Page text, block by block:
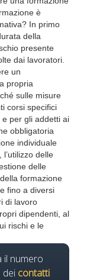
è
In primo
della
presente
dai lavoratori.
un
propria
sulle misure
corsi specifici
per gli addetti ai
obbligatoria
individuale
delle
delle
formazione
fino a diversi
di lavoro
dipendenti, al
rischi e le
il numero
dei contatti